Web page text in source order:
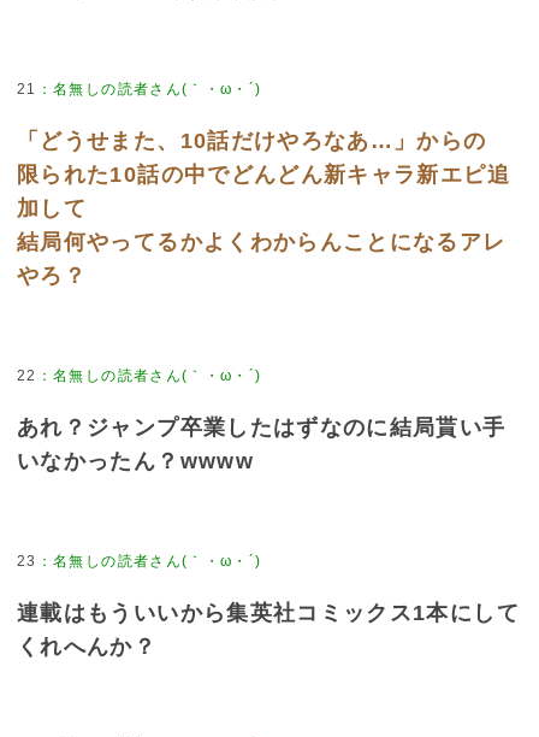
21 ：名無しの読者さん(｀・ω・´)
「どうせまた、10話だけやろなあ…」からの
限られた10話の中でどんどん新キャラ新エピ追
加して
結局何やってるかよくわからんことになるアレ
やろ？
22 ：名無しの読者さん(｀・ω・´)
あれ？ジャンプ卒業したはずなのに結局貰い手
いなかったん？wwww
23 ：名無しの読者さん(｀・ω・´)
連載はもういいから集英社コミックス1本にして
くれへんか？